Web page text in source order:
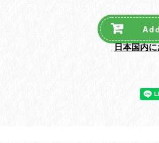
日本国内